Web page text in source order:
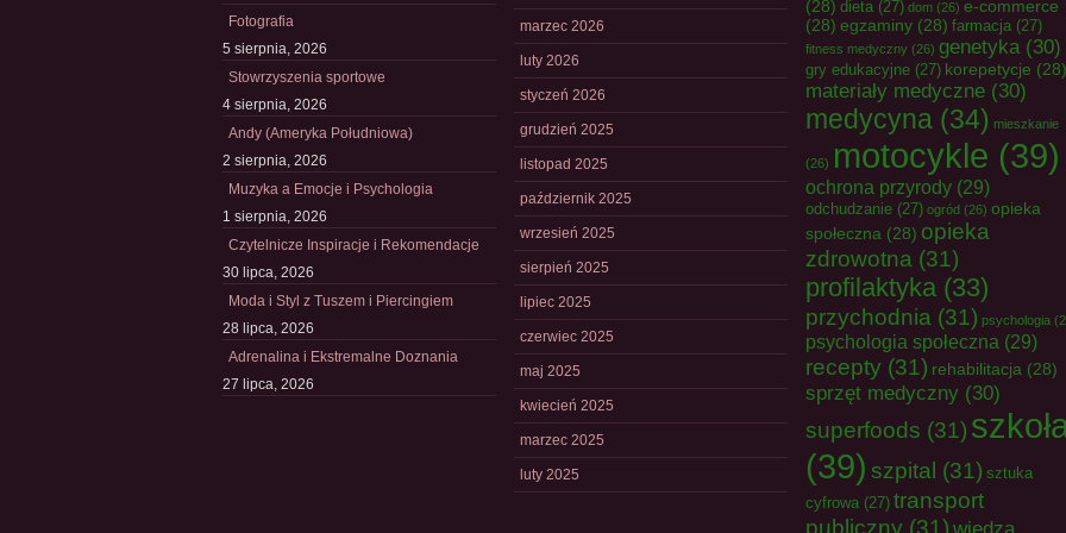
Fotografia
5 sierpnia, 2026
Stowrzyszenia sportowe
4 sierpnia, 2026
Andy (Ameryka Południowa)
2 sierpnia, 2026
Muzyka a Emocje i Psychologia
1 sierpnia, 2026
Czytelnicze Inspiracje i Rekomendacje
30 lipca, 2026
Moda i Styl z Tuszem i Piercingiem
28 lipca, 2026
Adrenalina i Ekstremalne Doznania
27 lipca, 2026
marzec 2026
luty 2026
styczeń 2026
grudzień 2025
listopad 2025
październik 2025
wrzesień 2025
sierpień 2025
lipiec 2025
czerwiec 2025
maj 2025
kwiecień 2025
marzec 2025
luty 2025
(28) dieta (27) dom (26) e-commerce
(28) egzaminy (28) farmacja (27)
fitness medyczny (26) genetyka(30)
gry edukacyjne (27) korepetycje (28)
materiały medyczne (30)
medycyna (34) mieszkanie
(26) motocykle (39)
ochrona przyrody (29)
odchudzanie (27) ogród (26) opieka
społeczna (28) opieka
zdrowotna (31)
profilaktyka (33)
przychodnia (31) psychologia
psychologia społeczna (29)
recepty (31) rehabilitacja (28)
sprzęt medyczny (30)
superfoods (31)
(39) szpital (31) sztuka
cyfrowa (27) transport
publiczny (31) wiedza